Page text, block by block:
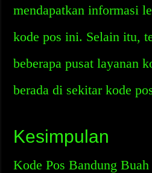
mendapatkan informasi
kode pos ini. Selain itu,
beberapa pusat layanan
berada di sekitar kode
Kesimpulan
Kode Pos Bandung